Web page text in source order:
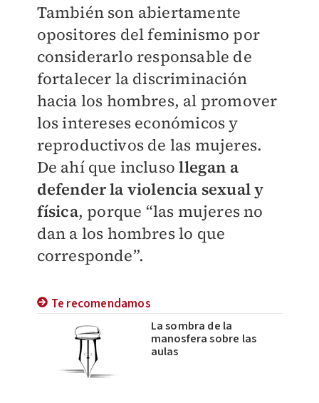
También son abiertamente
opositores del feminismo por
considerarlo responsable de
fortalecer la discriminación
hacia los hombres, al promover
los intereses económicos y
reproductivos de las mujeres.
De ahí que inclusollegan a
defender la violencia sexual y
física, porque “las mujeres no
dan a los hombres lo que
corresponde”.
Te recomendamos
La sombra de la
manosfera sobre las
aulas